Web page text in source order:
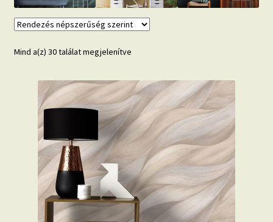
Mind a(z) 30 találat megjelenítveSorted
popularity